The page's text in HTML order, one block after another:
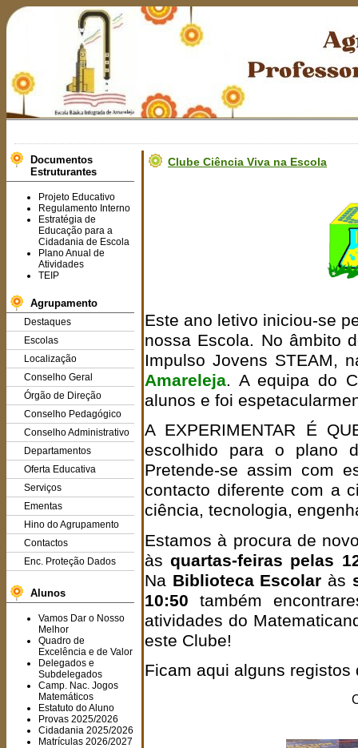
Documentos
Estruturantes
Projeto Educativo
Regulamento Interno
Estratégia de
Educação para a
Cidadania de Escola
Plano Anual de
Atividades
TEIP
Agrupamento
Destaques
Escolas
Localização
Conselho Geral
Órgão de Direção
Conselho Pedagógico
Conselho Administrativo
Departamentos
Oferta Educativa
Serviços
Ementas
Hino do Agrupamento
Contactos
Enc. Proteção Dados
Alunos
Vamos Dar o Nosso
Melhor
Quadro de
Excelência e de Valor
Delegados e
Subdelegados
Camp. Nac. Jogos
Matemáticos
Estatuto do Aluno
Provas 2025/2026
Cidadania 2025/2026
Matrículas 2026/2027
Clube Ciência Viva na Escola
Este ano letivo iniciou-se
nossa Escola. No âmbito
Impulso Jovens STEAM,
Amareleja. A equipa do
alunos e foi
A EXPERIMENTAR É
escolhido para o plano
Pretende-se assim com
contacto diferente com a
ciência, tecnologia,
Estamos à procura de
àsquartas-feiras pelas
Na Biblioteca Escolar às
10:50 também
atividades do
este Clube!
Ficam aqui alguns